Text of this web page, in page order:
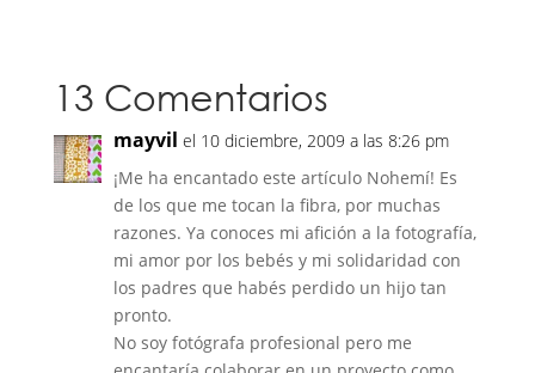
13 Comentarios
mayvil el 10 diciembre, 2009 a las 8:26 pm
¡Me ha encantado este artículo Nohemí! Es
de los que me tocan la fibra, por muchas
razones. Ya conoces mi afición a la fotografía,
mi amor por los bebés y mi solidaridad con
los padres que habés perdido un hijo tan
pronto.
No soy fotógrafa profesional pero me